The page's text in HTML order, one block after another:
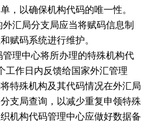
，以确保机构代码的唯一性。
汇局分支局应当将赋码信息制
赋码系统进行维护。
理中心将所办理的特殊机构代
工作日内反馈给国家外汇管理
特殊机构及其代码情况在外汇局
支局查询，以减少重复申领特殊
机构代码管理中心应做好数据备